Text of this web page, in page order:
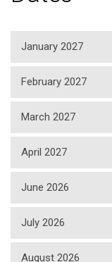
January 2027
February 2027
March 2027
April 2027
June 2026
July 2026
August 2026